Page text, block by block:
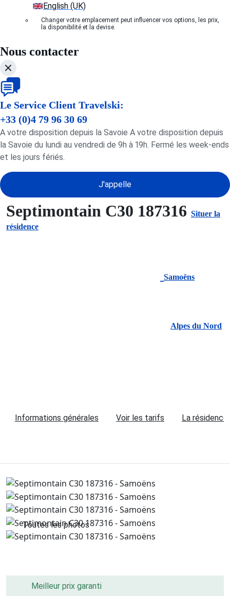
English (UK)
Changer votre emplacement peut influencer vos options, les prix,
la disponibilité et la devise.
Nous contacter
Le Service Client Travelski:
+33 (0)4 79 96 30 69
A votre disposition depuis la Savoie A votre disposition depuis
la Savoie du lundi au vendredi de 9h à 19h. Fermé les week-ends
et les jours fériés.
J'appelle
Septimontain C30 187316 Situer la
résidence
Samoëns
Alpes du Nord
Informations générales Voir les tarifs La résidence
Toutes les photos
Meilleur prix garanti